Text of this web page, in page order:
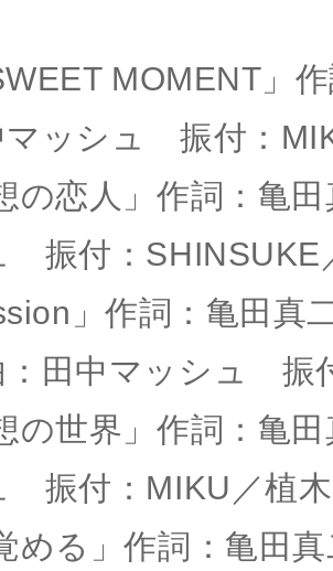
MOMENT」
マッシュ 振付：
の恋人」作詞：亀
振付：SHINSUKE
」作詞：亀田真
田中マッシュ 振
の世界」作詞：亀
振付：MIKU／植
める」作詞：亀田